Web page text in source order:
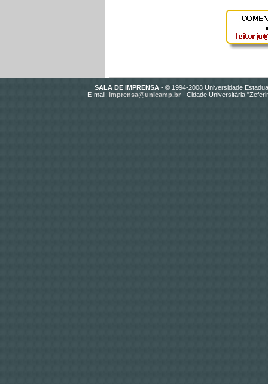
SALA DE IMPRENSA- © 1994-2008 Universidade
E-mail: imprensa@unicamp.br- Cidade Universitária